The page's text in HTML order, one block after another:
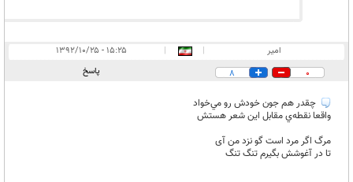
امير |
|
۱۵:۲۵ - ۱۳۹۲/۱۰/۲۵
0
8 پاسخ
چقدر هم جون خودش رو مي‌خواد
واقعا نقطه‌ي مقابل اين شعر هستش
مرگ اگر مرد است گو نزد من آی
تا در آغوشش بگیرم تنگ تنگ